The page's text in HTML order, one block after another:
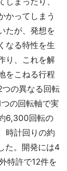
かってしまう
たが、発想を
なる特性を生
り、これを解
をこねる行程
の異なる回転
の回転軸で実
6,300回転の
時計回りの約
た。開発には4
特許で12件を